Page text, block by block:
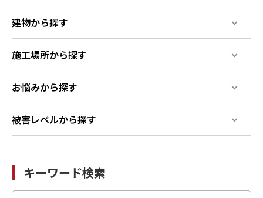
建物から探す
施工場所から探す
お悩みから探す
被害レベルから探す
キーワード検索